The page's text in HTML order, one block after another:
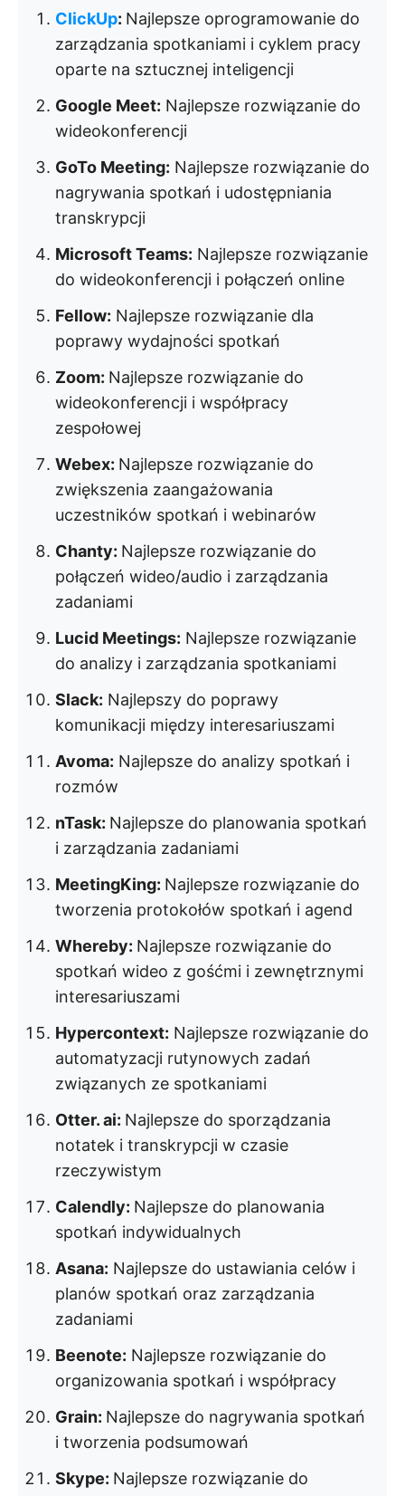
ClickUp: Najlepsze oprogramowanie do
zarządzania spotkaniami i cyklem pracy
oparte na sztucznej inteligencji
Google Meet: Najlepsze rozwiązanie do
wideokonferencji
GoTo Meeting: Najlepsze rozwiązanie do
nagrywania spotkań i udostępniania
transkrypcji
Microsoft Teams: Najlepsze rozwiązanie
do wideokonferencji i połączeń online
Fellow: Najlepsze rozwiązanie dla
poprawy wydajności spotkań
Zoom: Najlepsze rozwiązanie do
wideokonferencji i współpracy
zespołowej
Webex: Najlepsze rozwiązanie do
zwiększenia zaangażowania
uczestników spotkań i webinarów
Chanty: Najlepsze rozwiązanie do
połączeń wideo/audio i zarządzania
zadaniami
Lucid Meetings: Najlepsze rozwiązanie
do analizy i zarządzania spotkaniami
Slack: Najlepszy do poprawy
komunikacji między interesariuszami
Avoma: Najlepsze do analizy spotkań i
rozmów
nTask: Najlepsze do planowania spotkań
i zarządzania zadaniami
MeetingKing: Najlepsze rozwiązanie do
tworzenia protokołów spotkań i agend
Whereby: Najlepsze rozwiązanie do
spotkań wideo z gośćmi i zewnętrznymi
interesariuszami
Hypercontext: Najlepsze rozwiązanie do
automatyzacji rutynowych zadań
związanych ze spotkaniami
Otter. ai: Najlepsze do sporządzania
notatek i transkrypcji w czasie
rzeczywistym
Calendly: Najlepsze do planowania
spotkań indywidualnych
Asana: Najlepsze do ustawiania celów i
planów spotkań oraz zarządzania
zadaniami
Beenote: Najlepsze rozwiązanie do
organizowania spotkań i współpracy
Grain: Najlepsze do nagrywania spotkań
i tworzenia podsumowań
Skype: Najlepsze rozwiązanie do